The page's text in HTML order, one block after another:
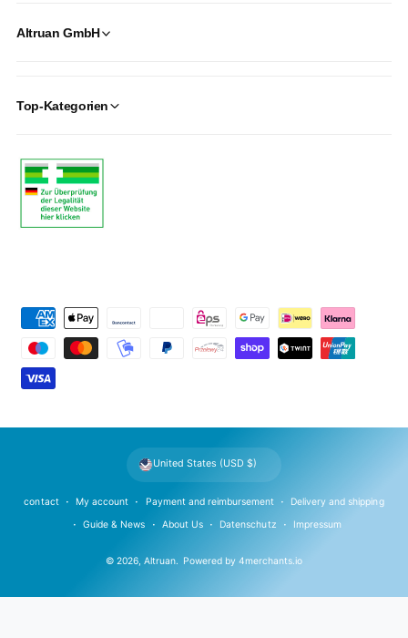
Altruan GmbH
Top-Kategorien
m
n
© 2026,Altruan. Powered by 4merchants.io
contact My account Payment and reimbursement Delivery and shipping
Guide & News About Us Datenschutz Impressum
United States (USD $)